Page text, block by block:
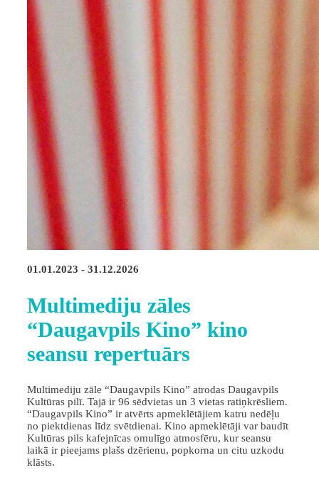
01.01.2023 - 31.12.2026
Multimediju zāles
“Daugavpils Kino” kino
seansu repertuārs
Multimediju zāle “Daugavpils Kino” atrodas Daugavpils
Kultūras pilī. Tajā ir 96 sēdvietas un 3 vietas ratiņkrēsliem.
“Daugavpils Kino” ir atvērts apmeklētājiem katru nedēļu
no piektdienas līdz svētdienai. Kino apmeklētāji var baudīt
Kultūras pils kafejnīcas omulīgo atmosfēru, kur seansu
laikā ir pieejams plašs dzērienu, popkorna un citu uzkodu
klāsts.